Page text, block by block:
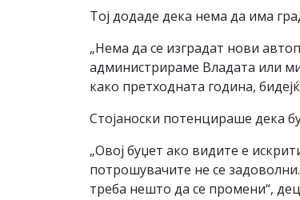
Тој додаде дека нема да има
„Нема да се изградат нови
администрираме Владата или
како претходната година,
Стојаноски потенцираше дека
„Овој буџет ако видите е
потрошувачите не се
треба нешто да се промени“,